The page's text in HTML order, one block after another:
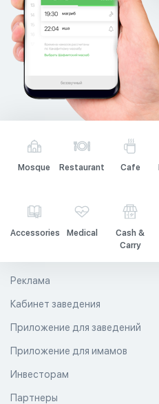
Mosque Restaurant Cafe
Accessories Medical
Cash &
Carry
Реклама
Кабинет заведения
Приложение для заведений
Приложение для имамов
Инвесторам
Партнеры